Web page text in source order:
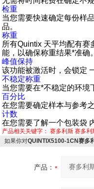
检重
当您需要快速确定每份样
品。
称重
所有Quintix 天平均配有
能，以确保称重结果*准确
峰值保持
该功能被激活时，会锁定
不稳定称重
当您需要在*不稳定的环境
百分比
在您需要确定样本与参考
计数
在您需要了解一个包装袋
产品相关关键字： 赛多利斯 赛多利
如果你对QUINTIX5100-1CN赛多
产品：